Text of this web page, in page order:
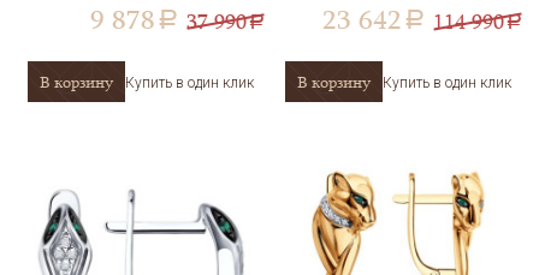
9 878 a 37 990a
В корзину Купить в один клик
23 642 a 114 990a
В корзину Купить в один клик